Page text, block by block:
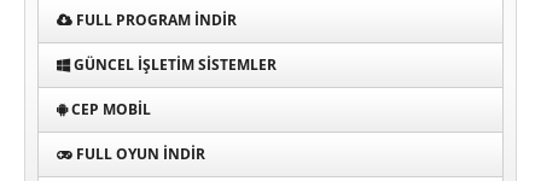
FULL PROGRAM INDIR
GÜNCEL İŞLETIM SISTEMLER
CEP MOBIL
FULL OYUN İNDIR